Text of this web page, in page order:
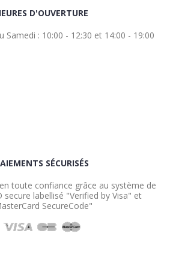
D'OUVERTURE
Samedi : 10:00 - 12:30 et 14:00 - 19:00
SÉCURISÉS
toute confiance grâce au système de
secure labellisé "Verified by Visa" et
SecureCode"